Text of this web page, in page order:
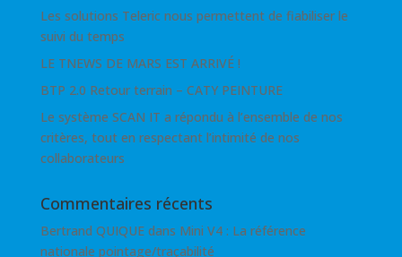
Les solutions Teleric nous permettent de fiabiliser le
suivi du temps
LE TNEWS DE MARS EST ARRIVÉ !
BTP 2.0 Retour terrain – CATY PEINTURE
Le système SCAN IT a répondu à l’ensemble de nos
critères, tout en respectant l’intimité de nos
collaborateurs
Commentaires récents
Bertrand QUIQUEdans Mini V4 : La référence
nationale pointage/traçabilité